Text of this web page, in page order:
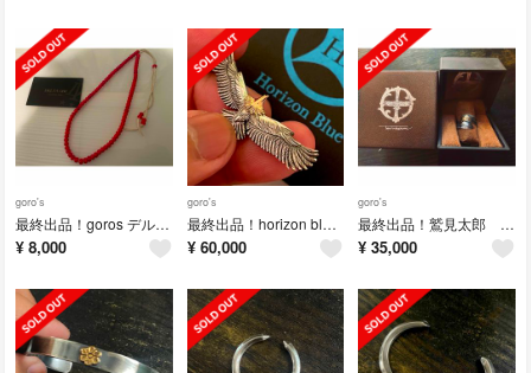
goro's
最終出品！goros デルタワン購入 赤ビーズ 5mm 一連 ネックレス
¥ 8,000
goro's
最終出品！horizon blue ホリゾンブルー K18 頭金 イーグル
¥ 60,000
goro's
最終出品！鷲見太郎 K18 先金 ダブルフェザーリング 10号
¥ 35,000